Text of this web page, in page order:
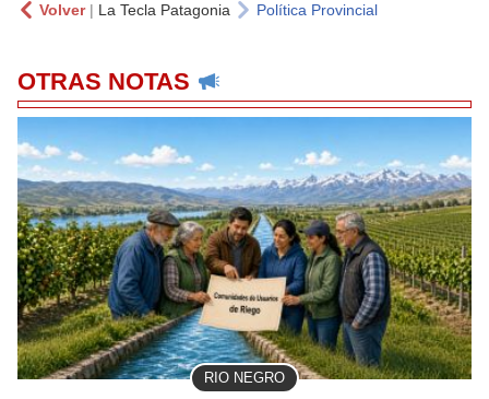
Volver| La Tecla Patagonia Política Provincial
OTRAS NOTAS
RIO NEGRO